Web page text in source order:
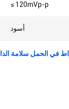
≤ 120mVp-p
أسود
سلامة الدائرة